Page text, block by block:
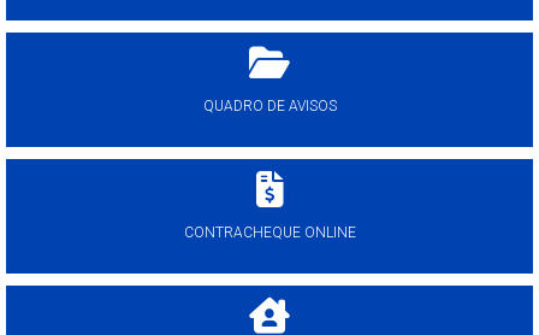
QUADRO DE AVISOS
CONTRACHEQUE ONLINE